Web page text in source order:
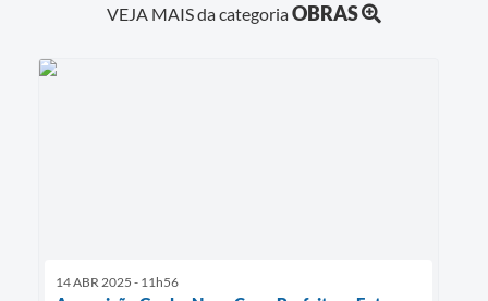
VEJA MAIS da categoriaOBRAS
14 ABR 2025 - 11h56